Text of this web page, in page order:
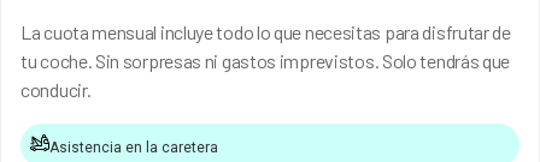
La cuota mensual incluye todo lo que necesitas para disfrutar de
tu coche. Sin sorpresas ni gastos imprevistos. Solo tendrás que
conducir.
Asistencia en la caretera